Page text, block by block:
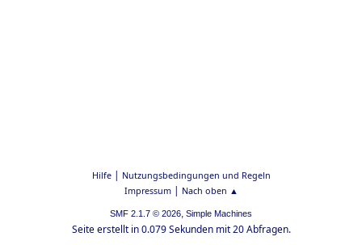
Hilfe| Nutzungsbedingungen und Regeln
Impressum| Nach oben ▲
SMF 2.1.7 © 2026, Simple Machines
Seite erstellt in 0.079 Sekunden mit 20 Abfragen.